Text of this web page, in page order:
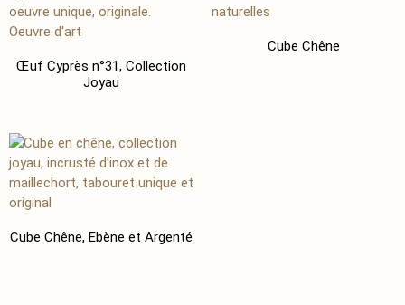
Œuf Cyprès n°31, Collection
Joyau
Cube Chêne
Cube Chêne, Ebène et Argenté